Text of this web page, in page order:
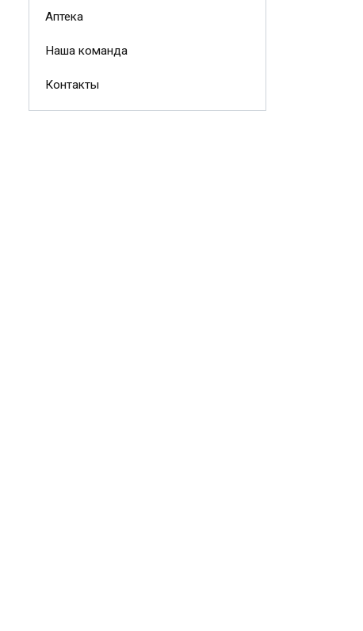
Аптека
Наша команда
Контакты